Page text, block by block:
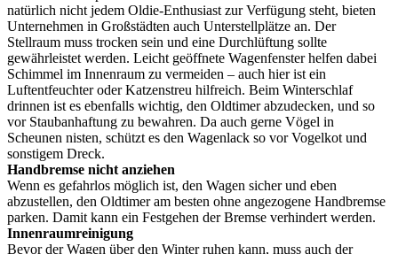
natürlich nicht jedem Oldie-Enthusiast zur Verfügung steht, bieten
Unternehmen in Großstädten auch Unterstellplätze an. Der
Stellraum muss trocken sein und eine Durchlüftung sollte
gewährleistet werden. Leicht geöffnete Wagenfenster helfen dabei
Schimmel im Innenraum zu vermeiden – auch hier ist ein
Luftentfeuchter oder Katzenstreu hilfreich. Beim Winterschlaf
drinnen ist es ebenfalls wichtig, den Oldtimer abzudecken, und so
vor Staubanhaftung zu bewahren. Da auch gerne Vögel in
Scheunen nisten, schützt es den Wagenlack so vor Vogelkot und
sonstigem Dreck.
Handbremse nicht anziehen
Wenn es gefahrlos möglich ist, den Wagen sicher und eben
abzustellen, den Oldtimer am besten ohne angezogene Handbremse
parken. Damit kann ein Festgehen der Bremse verhindert werden.
Innenraumreinigung
Bevor der Wagen über den Winter ruhen kann, muss auch der